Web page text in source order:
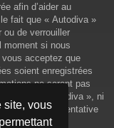
site, vous
afin d’aider au
fait que « Autodiva »
ou de verrouiller
moment si nous
acceptez que
soient enregistrées
ne seront pas
ni « Autodiva », ni
en cas de tentative
données.